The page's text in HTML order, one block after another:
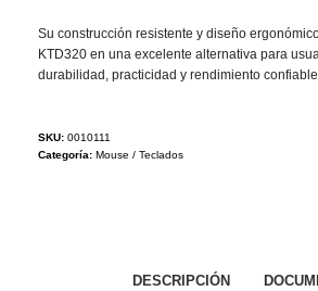
Su construcción resistente y diseño
KTD320 en una excelente alternativa para
durabilidad, practicidad y rendimiento confiable.
SKU: 0010111
Categoría: Mouse / Teclados
DESCRIPCIÓN